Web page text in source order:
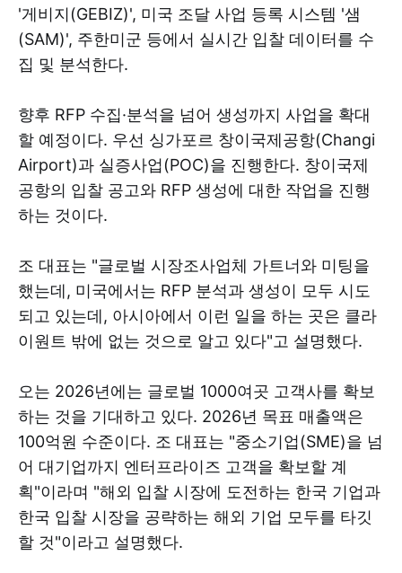
'게비지(GEBIZ)', 미국 조달 사업 등록 시스템 '샘
(SAM)', 주한미군 등에서 실시간 입찰 데이터를 수
집 및 분석한다.
향후 RFP 수집·분석을 넘어 생성까지 사업을 확대
할 예정이다. 우선 싱가포르 창이국제공항(Changi
Airport)과 실증사업(POC)을 진행한다. 창이국제
공항의 입찰 공고와 RFP 생성에 대한 작업을 진행
하는 것이다.
조 대표는 "글로벌 시장조사업체 가트너와 미팅을
했는데, 미국에서는 RFP 분석과 생성이 모두 시도
되고 있는데, 아시아에서 이런 일을 하는 곳은 클라
이원트 밖에 없는 것으로 알고 있다"고 설명했다.
오는 2026년에는 글로벌 1000여곳 고객사를 확보
하는 것을 기대하고 있다. 2026년 목표 매출액은
100억원 수준이다. 조 대표는 "중소기업(SME)을 넘
어 대기업까지 엔터프라이즈 고객을 확보할 계
획"이라며 "해외 입찰 시장에 도전하는 한국 기업과
한국 입찰 시장을 공략하는 해외 기업 모두를 타깃
할 것"이라고 설명했다.